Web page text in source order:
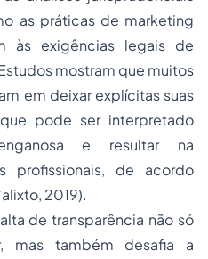
as práticas de marketing
às exigências legais de
mostram que muitos
em deixar explícitas suas
pode ser interpretado
e resultar na
profissionais, de acordo
2019).
de transparência não só
mas também desafia a